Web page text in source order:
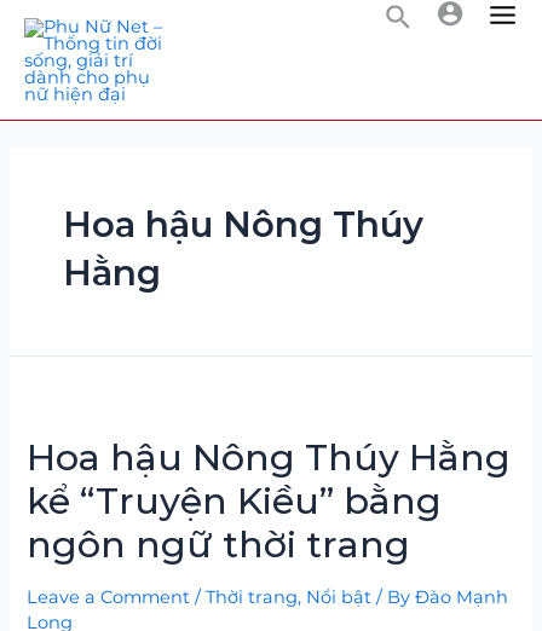
Hoa hậu Nông Thúy
Hằng
Hoa hậu Nông Thúy Hằng
kể “Truyện Kiều” bằng
ngôn ngữ thời trang
Leave a Comment /Thời trang, Nổi bật / ByĐào Mạnh
Long